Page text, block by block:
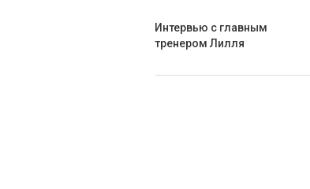
Интервью с главным
тренером Лилля